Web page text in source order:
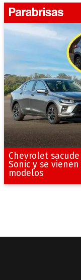
Chevrolet
Sonic y se
modelos